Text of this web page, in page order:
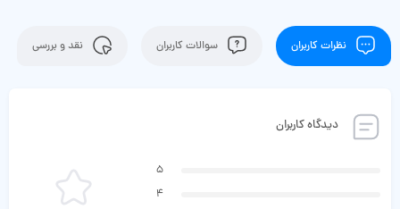
نظرات کاربران سوالات کاربران نقد و بررسی
دیدگاه کاربران
5
4